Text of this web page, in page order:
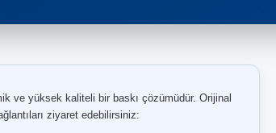
ve yüksek kaliteli bir baskı çözümüdür. Orijinal
ziyaret edebilirsiniz: